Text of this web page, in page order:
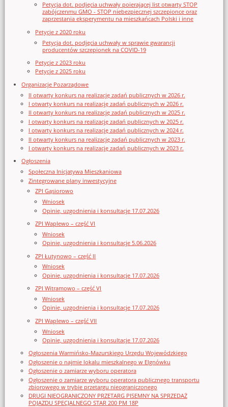
Petycja dot. podjęcia uchwały poierającej list otwarty STOP
zabójczenmu GMO - STOP niebezpiecznej szczepionce oraz
zaprzestania eksperymentu na mieszkańcach Polski i inne
Petycje z 2020 roku
Petycja dot. podjęcia uchwały w sprawie gwarancji
producentów szczepionek na COVID-19
Petycje z 2023 roku
Petycje z 2025 roku
Organizacje Pozarządowe
II otwarty konkurs na realizację zadań publicznych w 2026 r.
I otwarty konkurs na realizację zadań publicznych w 2026 r.
II otwarty konkurs na realizację zadań publicznych w 2025 r.
I otwarty konkurs na realizację zadań publicznych w 2025 r.
I otwarty konkurs na realizację zadań publicznych w 2024 r.
II otwarty konkurs na realizację zadań publicznych w 2023 r.
I otwarty konkurs na realizację zadań publicznych w 2023 r.
Ogłoszenia
Społeczna Inicjatywa Mieszkaniowa
Zintegrowane plany inwestycyjne
ZPI Gąsiorowo
Wniosek
Opinie, uzgodnienia i konsultacje 17.07.2026
ZPI Waplewo – część VI
Wniosek
Opinie, uzgodnienia i konsultacje 5.06.2026
ZPI Łutynowo – część II
Wniosek
Opinie, uzgodnienia i konsultacje 17.07.2026
ZPI Witramowo – część VI
Wniosek
Opinie, uzgodnienia i konsultacje 17.07.2026
ZPI Waplewo – część VII
Wniosek
Opinie, uzgodnienia i konsultacje 17.07.2026
Ogłoszenia Warmińsko-Mazurskiego Urzędu Wojewódzkiego
Ogłoszenie o najmie lokalu mieszkalnego w Elgnówku
Ogłoszenie o zamiarze wyboru operatora
Ogłoszenie o zamiarze wyboru operatora publicznego transportu
zbiorowego w trybie przetargu nieograniczonego
DRUGI NIEOGRANICZONY PRZETARG PISEMNY NA SPRZEDAŻ
POJAZDU SPECJALNEGO STAR 200 PM 18P